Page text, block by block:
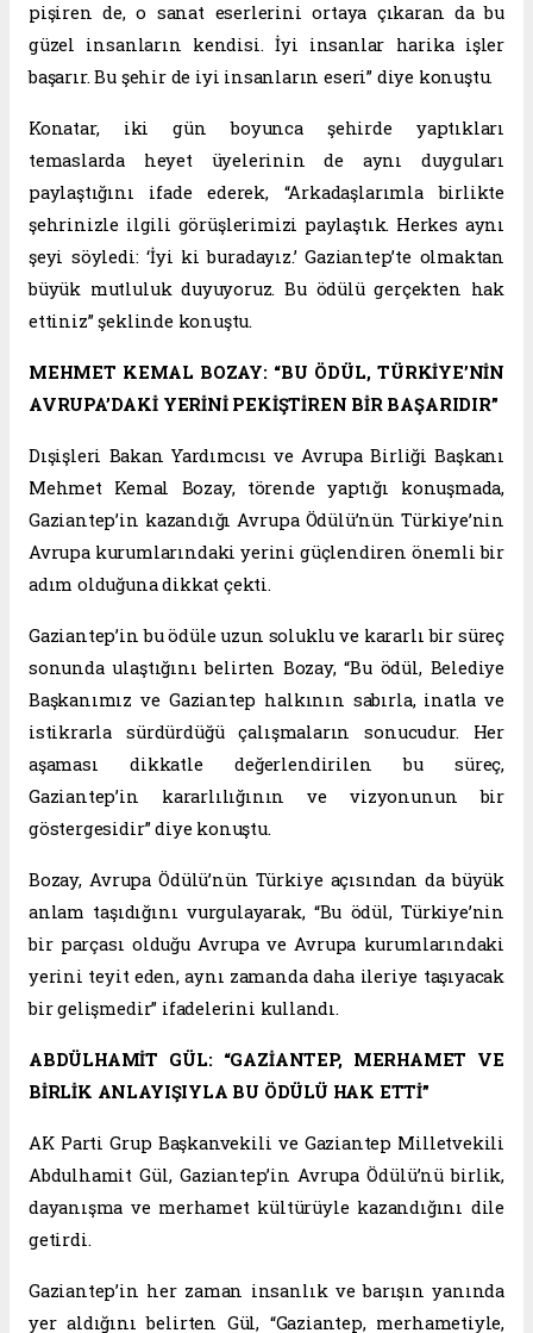
pişiren de, o sanat eserlerini ortaya çıkaran da bu
güzel insanların kendisi. İyi insanlar harika işler
başarır. Bu şehir de iyi insanların eseri” diye konuştu.
Konatar, iki gün boyunca şehirde yaptıkları
temaslarda heyet üyelerinin de aynı duyguları
paylaştığını ifade ederek, “Arkadaşlarımla birlikte
şehrinizle ilgili görüşlerimizi paylaştık. Herkes aynı
şeyi söyledi: ‘İyi ki buradayız.’ Gaziantep’te olmaktan
büyük mutluluk duyuyoruz. Bu ödülü gerçekten hak
ettiniz” şeklinde konuştu.
MEHMET KEMAL BOZAY: “BU ÖDÜL, TÜRKİYE’NİN
AVRUPA’DAKİ YERİNİ PEKİŞTİREN BİR BAŞARIDIR”
Dışişleri Bakan Yardımcısı ve Avrupa Birliği Başkanı
Mehmet Kemal Bozay, törende yaptığı konuşmada,
Gaziantep’in kazandığı Avrupa Ödülü’nün Türkiye’nin
Avrupa kurumlarındaki yerini güçlendiren önemli bir
adım olduğuna dikkat çekti.
Gaziantep’in bu ödüle uzun soluklu ve kararlı bir süreç
sonunda ulaştığını belirten Bozay, “Bu ödül, Belediye
Başkanımız ve Gaziantep halkının sabırla, inatla ve
istikrarla sürdürdüğü çalışmaların sonucudur. Her
aşaması dikkatle değerlendirilen bu süreç,
Gaziantep’in kararlılığının ve vizyonunun bir
göstergesidir” diye konuştu.
Bozay, Avrupa Ödülü’nün Türkiye açısından da büyük
anlam taşıdığını vurgulayarak, “Bu ödül, Türkiye’nin
bir parçası olduğu Avrupa ve Avrupa kurumlarındaki
yerini teyit eden, aynı zamanda daha ileriye taşıyacak
bir gelişmedir” ifadelerini kullandı.
ABDÜLHAMİT GÜL: “GAZİANTEP, MERHAMET VE
BİRLİK ANLAYIŞIYLA BU ÖDÜLÜ HAK ETTİ”
AK Parti Grup Başkanvekili ve Gaziantep Milletvekili
Abdulhamit Gül, Gaziantep’in Avrupa Ödülü’nü birlik,
dayanışma ve merhamet kültürüyle kazandığını dile
getirdi.
Gaziantep’in her zaman insanlık ve barışın yanında
yer aldığını belirten Gül, “Gaziantep, merhametiyle,